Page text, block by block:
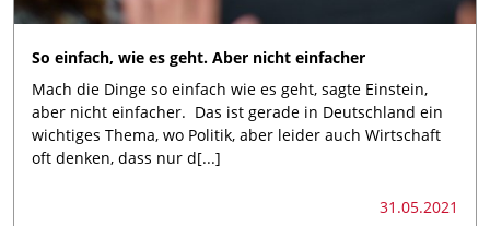
So einfach, wie es geht. Aber nicht einfacher
Mach die Dinge so einfach wie es geht, sagte Einstein,
aber nicht einfacher. Das ist gerade in Deutschland ein
wichtiges Thema, wo Politik, aber leider auch Wirtschaft
oft denken, dass nur d[...]
31.05.2021